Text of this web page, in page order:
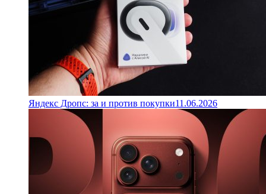
Яндекс Дропс: за и против покупки11.06.2026